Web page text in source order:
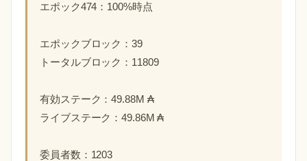
エポック474：100%時点
エポックブロック：39
トータルブロック：11809
有効ステーク：49.88M ₳
ライブステーク：49.86M ₳
委員者数：1203